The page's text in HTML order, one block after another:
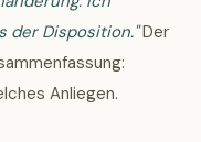
der Disposition."Der
Anliegen.